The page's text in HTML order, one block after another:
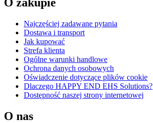
Najczęściej zadawane pytania
Dostawa i transport
Jak kupować
Strefa klienta
Ogólne warunki handlowe
Ochrona danych osobowych
Oświadczenie dotyczące plików cookie
Dlaczego HAPPY END EHS Solutions?
Dostępność naszej strony internetowej
O nas